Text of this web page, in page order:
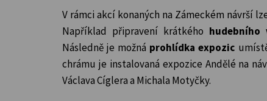
V rámci akcí konaných na Zámeckém návrší
Například připravení krátkého hudebního
Následně je možná prohlídka expozic
chrámu je instalovaná expozice Andělé na
Václava Cíglera a Michala Motyčky.